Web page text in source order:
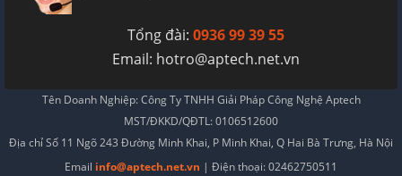
Tổng đài: 0936 99 39 55
Email: hotro@aptech.net.vn
Tên Doanh Nghiệp: Công Ty TNHH Giải Pháp Công Nghệ Aptech
MST/ĐKKD/QĐTL: 0106512600
Địa chỉ Số 11 Ngõ 243 Đường Minh Khai, P Minh Khai, Q Hai Bà Trưng, Hà Nội
Email info@aptech.net.vn | Điện thoại: 02462750511